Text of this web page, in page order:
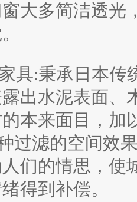
大多简洁透光
:秉承日本传
出水泥表面、
本来面目，加
过滤的空间效
们的情思，使
得到补偿。